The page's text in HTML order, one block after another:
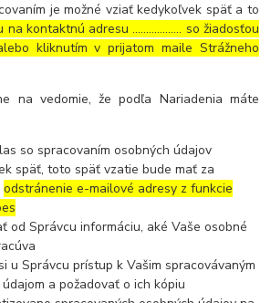
je možné vziať kedykoľvek späť a to
na kontaktnú adresu ..……………. so žiadosťou
kliknutím v prijatom maile Strážneho
na vedomie, že podľa Nariadenia máte
so spracovaním osobných údajov
späť, toto späť vzatie bude mať za
odstránenie e-mailové adresy z funkcie
od Správcu informáciu, aké Vaše osobné
u Správcu prístup k Vašim spracovávaným
a požadovať o ich kópiu